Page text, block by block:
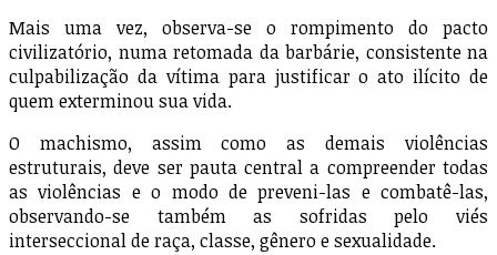
Mais uma vez, observa-se o rompimento do pacto
civilizatório, numa retomada da barbárie, consistente na
culpabilização da vítima para justificar o ato ilícito de
quem exterminou sua vida.
O machismo, assim como as demais violências
estruturais, deve ser pauta central a compreender todas
as violências e o modo de preveni-las e combatê-las,
observando-se também as sofridas pelo viés
interseccional de raça, classe, gênero e sexualidade.